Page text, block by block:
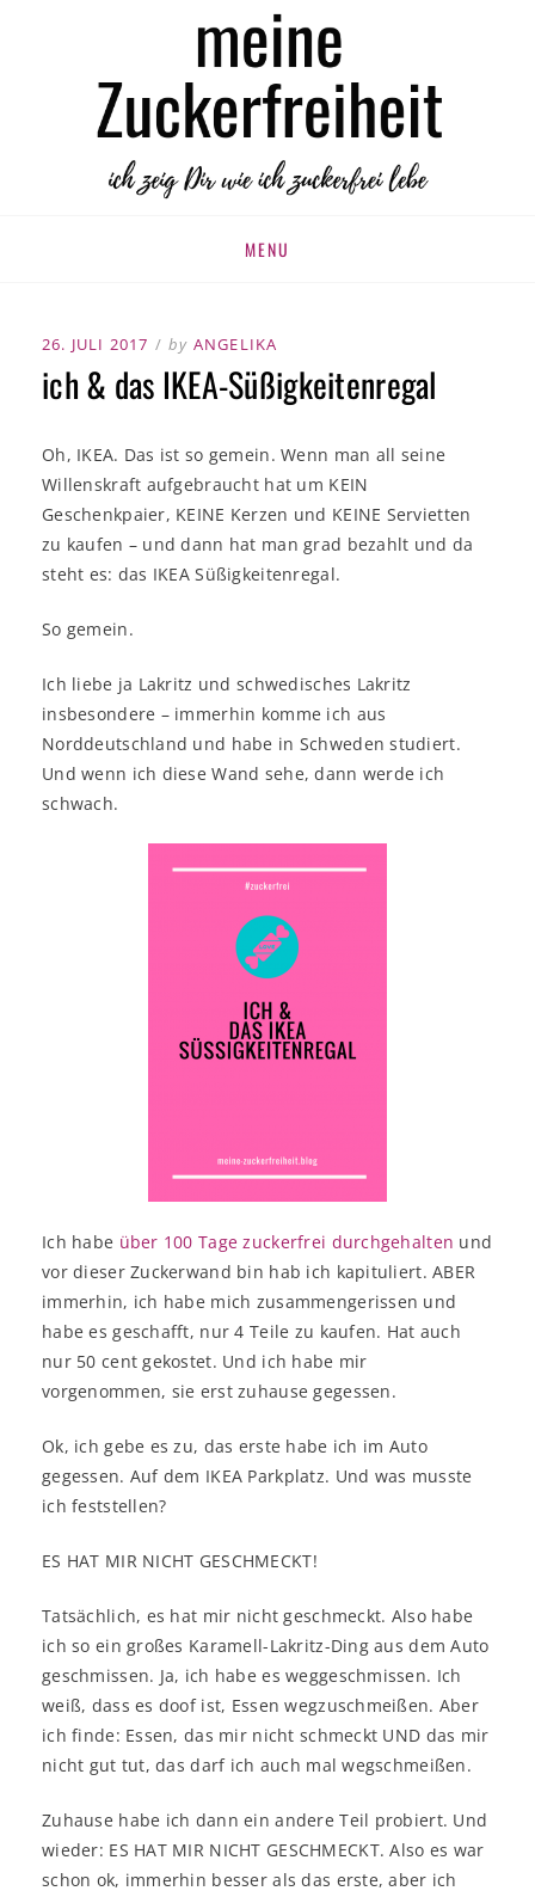
MEINE
ZUCKERFREIHEIT
zuckerfrei leben
MENU
POSTED
ON
26. JULI 2017 by ANGELIKA
ich & das IKEA-Süßigkeitenregal
Oh, IKEA. Das ist so gemein. Wenn man all seine
Willenskraft aufgebraucht hat um KEIN
Geschenkpaier, KEINE Kerzen und KEINE Servietten
zu kaufen – und dann hat man grad bezahlt und da
steht es: das IKEA Süßigkeitenregal.
So gemein.
Ich liebe ja Lakritz und schwedisches Lakritz
insbesondere – immerhin komme ich aus
Norddeutschland und habe in Schweden studiert.
Und wenn ich diese Wand sehe, dann werde ich
schwach.
Ich habe über 100 Tage zuckerfrei durchgehalten und
vor dieser Zuckerwand bin hab ich kapituliert. ABER
immerhin, ich habe mich zusammengerissen und
habe es geschafft, nur 4 Teile zu kaufen. Hat auch
nur 50 cent gekostet. Und ich habe mir
vorgenommen, sie erst zuhause gegessen.
Ok, ich gebe es zu, das erste habe ich im Auto
gegessen. Auf dem IKEA Parkplatz. Und was musste
ich feststellen?
ES HAT MIR NICHT GESCHMECKT!
Tatsächlich, es hat mir nicht geschmeckt. Also habe
ich so ein großes Karamell-Lakritz-Ding aus dem Auto
geschmissen. Ja, ich habe es weggeschmissen. Ich
weiß, dass es doof ist, Essen wegzuschmeißen. Aber
ich finde: Essen, das mir nicht schmeckt UND das mir
nicht gut tut, das darf ich auch mal wegschmeißen.
Zuhause habe ich dann ein andere Teil probiert. Und
wieder: ES HAT MIR NICHT GESCHMECKT. Also es war
schon ok, immerhin besser als das erste, aber ich